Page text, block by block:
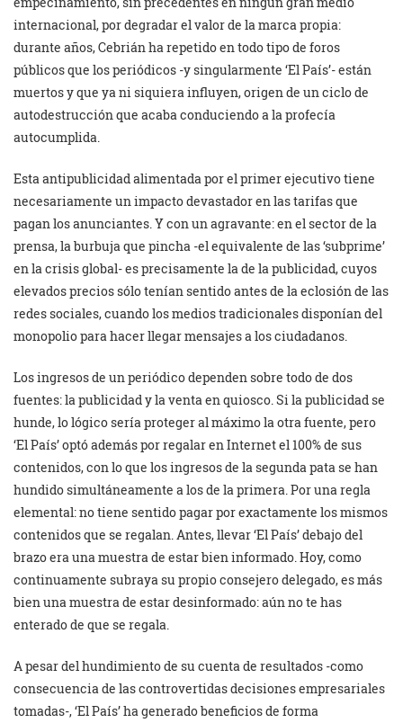
internacional, por degradar el valor de la marca propia:
durante años, Cebrián ha repetido en todo tipo de foros
públicos que los periódicos -y singularmente ‘El País’- están
muertos y que ya ni siquiera influyen, origen de un ciclo de
autodestrucción que acaba conduciendo a la profecía
autocumplida.
Esta antipublicidad alimentada por el primer ejecutivo tiene
necesariamente un impacto devastador en las tarifas que
pagan los anunciantes. Y con un agravante: en el sector de la
prensa, la burbuja que pincha -el equivalente de las ‘subprime’
en la crisis global- es precisamente la de la publicidad, cuyos
elevados precios sólo tenían sentido antes de la eclosión de las
redes sociales, cuando los medios tradicionales disponían del
monopolio para hacer llegar mensajes a los ciudadanos.
Los ingresos de un periódico dependen sobre todo de dos
fuentes: la publicidad y la venta en quiosco. Si la publicidad se
hunde, lo lógico sería proteger al máximo la otra fuente, pero
‘El País’ optó además por regalar en Internet el 100% de sus
contenidos, con lo que los ingresos de la segunda pata se han
hundido simultáneamente a los de la primera. Por una regla
elemental: no tiene sentido pagar por exactamente los mismos
contenidos que se regalan. Antes, llevar ‘El País’ debajo del
brazo era una muestra de estar bien informado. Hoy, como
continuamente subraya su propio consejero delegado, es más
bien una muestra de estar desinformado: aún no te has
enterado de que se regala.
A pesar del hundimiento de su cuenta de resultados -como
consecuencia de las controvertidas decisiones empresariales
tomadas-, ‘El País’ ha generado beneficios de forma